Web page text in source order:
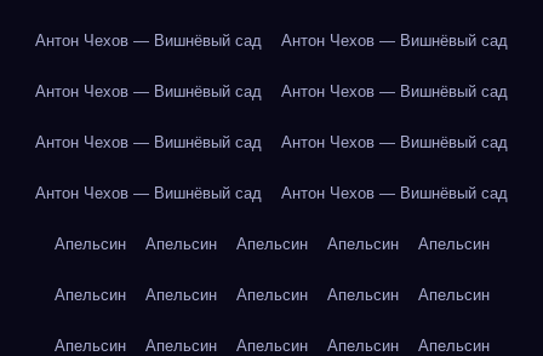
Антон Чехов — Вишнёвый сад Антон Чехов — Вишнёвый сад
Антон Чехов — Вишнёвый сад Антон Чехов — Вишнёвый сад
Антон Чехов — Вишнёвый сад Антон Чехов — Вишнёвый сад
Антон Чехов — Вишнёвый сад Антон Чехов — Вишнёвый сад
Апельсин Апельсин Апельсин Апельсин Апельсин
Апельсин Апельсин Апельсин Апельсин Апельсин
Апельсин Апельсин Апельсин Апельсин Апельсин